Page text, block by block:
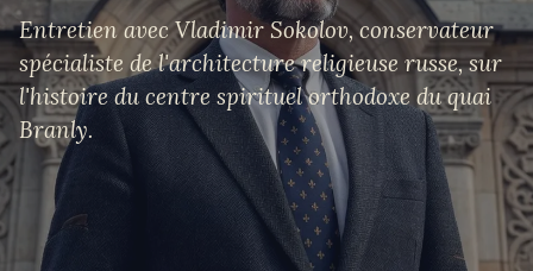
Entretien avec Vladimir Sokolov, conservateur
spécialiste de l'architecture religieuse russe, sur
l'histoire du centre spirituel orthodoxe du quai
Branly.